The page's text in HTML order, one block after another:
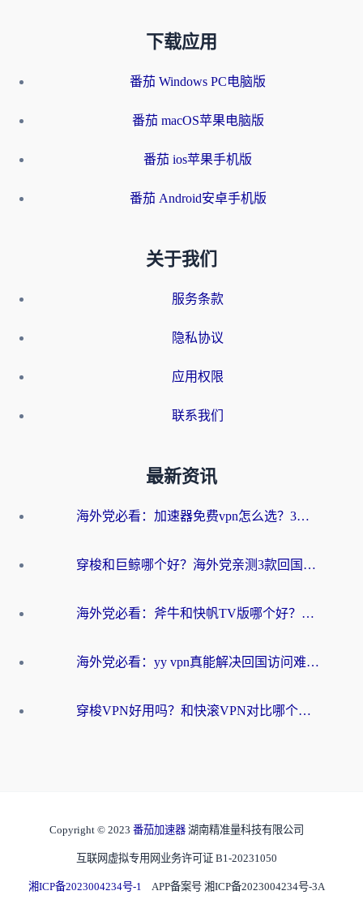
下载应用
番茄 Windows PC电脑版
番茄 macOS苹果电脑版
番茄 ios苹果手机版
番茄 Android安卓手机版
关于我们
服务条款
隐私协议
应用权限
联系我们
最新资讯
海外党必看：加速器免费vpn怎么选？3步教你无缝访问国内资源
穿梭和巨鲸哪个好？海外党亲测3款回国加速器，教你避开90%的坑
海外党必看：斧牛和快帆TV版哪个好？3分钟选对回国加速器，无缝刷B站、追热剧
海外党必看：yy vpn真能解决回国访问难题？附云极initap测评+免费方案对比
穿梭VPN好用吗？和快滚VPN对比哪个回国效果更好？海外党选回国加速器必看指南
Copyright © 2023 番茄加速器 湖南精准量科技有限公司
互联网虚拟专用网业务许可证 B1-20231050
湘ICP备2023004234号-1 APP备案号 湘ICP备2023004234号-3A